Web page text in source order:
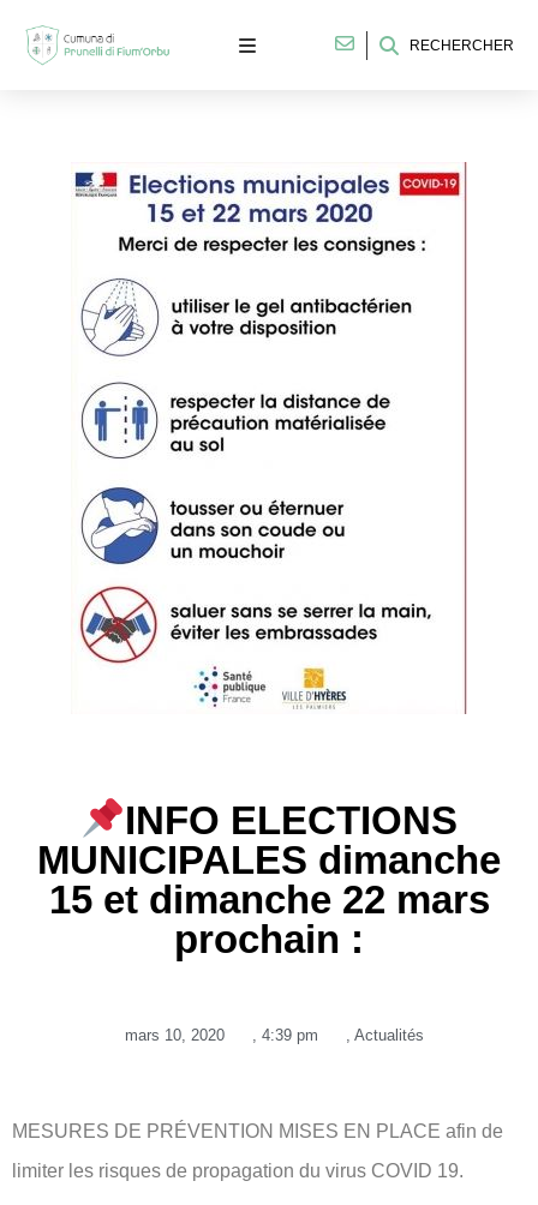
RECHERCHER
INFO ELECTIONS
MUNICIPALES dimanche
15 et dimanche 22 mars
prochain :
mars 10, 2020 4:39 pm Actualités
MESURES DE PRÉVENTION MISES EN PLACE afin de
limiter les risques de propagation du virus COVID 19.